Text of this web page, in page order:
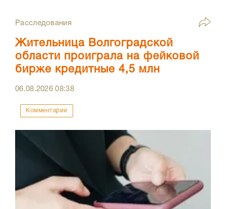
Расследования
Жительница Волгоградской
области проиграла на фейковой
бирже кредитные 4,5 млн
06.08.202608:38
Комментарии